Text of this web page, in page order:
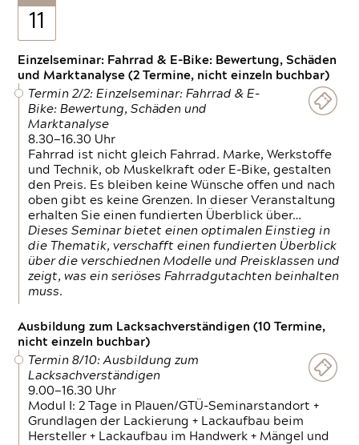
11
Einzelseminar: Fahrrad & E-Bike: Bewertung, Schäden
und Marktanalyse (2 Termine, nicht einzeln buchbar)
Termin 2/2: Einzelseminar: Fahrrad & E-
Bike: Bewertung, Schäden und
Marktanalyse
8.30—16.30 Uhr
Fahrrad ist nicht gleich Fahrrad. Marke, Werkstoffe
und Technik, ob Muskelkraft oder E-Bike, gestalten
den Preis. Es bleiben keine Wünsche offen und nach
oben gibt es keine Grenzen. In dieser Veranstaltung
erhalten Sie einen fundierten Überblick über…
Dieses Seminar bietet einen optimalen Einstieg in
die Thematik, verschafft einen fundierten Überblick
über die verschiednen Modelle und Preisklassen und
zeigt, was ein seriöses Fahrradgutachten beinhalten
muss.
Ausbildung zum Lacksachverständigen (10 Termine,
nicht einzeln buchbar)
Termin 8/10: Ausbildung zum
Lacksachverständigen
9.00—16.30 Uhr
Modul I: 2 Tage in Plauen/GTÜ-Seminarstandort +
Grundlagen der Lackierung + Lackaufbau beim
Hersteller + Lackaufbau im Handwerk + Mängel und